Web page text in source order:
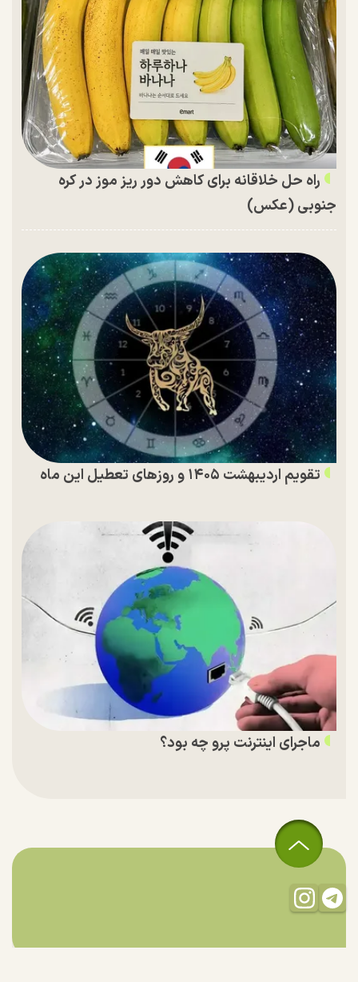
راه حل خلاقانه برای کاهش دور ریز موز در کره
جنوبی (عکس)
تقویم اردیبهشت ۱۴۰۵ و روز‌های تعطیل این ماه
ماجرای اینترنت پرو چه بود؟